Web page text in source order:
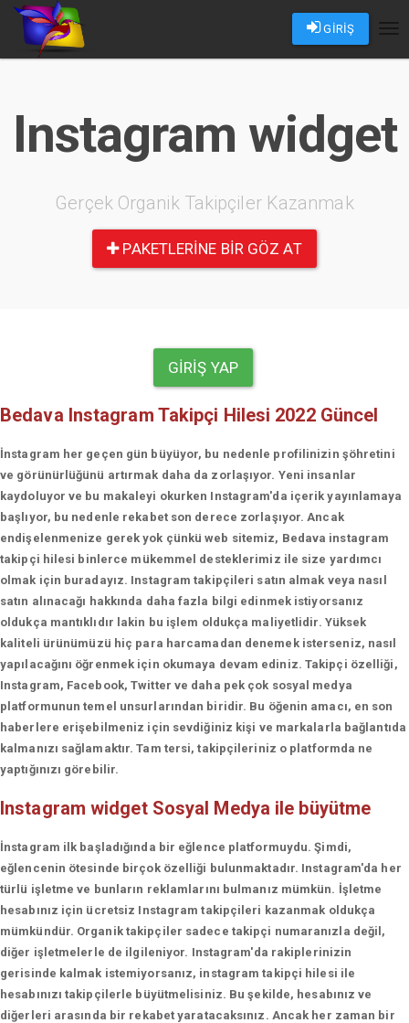
GİRİŞ
Instagram widget
Gerçek Organik Takipçiler Kazanmak
PAKETLERINE BIR GÖZ AT
GIRIŞ YAP
Bedava Instagram Takipçi Hilesi 2022 Güncel
İnstagram her geçen gün büyüyor, bu nedenle profilinizin şöhretini
ve görünürlüğünü artırmak daha da zorlaşıyor. Yeni insanlar
kaydoluyor ve bu makaleyi okurken Instagram'da içerik yayınlamaya
başlıyor, bu nedenle rekabet son derece zorlaşıyor. Ancak
endişelenmenize gerek yok çünkü web sitemiz, Bedava instagram
takipçi hilesi binlerce mükemmel desteklerimiz ile size yardımcı
olmak için buradayız. Instagram takipçileri satın almak veya nasıl
satın alınacağı hakkında daha fazla bilgi edinmek istiyorsanız
oldukça mantıklıdır lakin bu işlem oldukça maliyetlidir. Yüksek
kaliteli ürünümüzü hiç para harcamadan denemek isterseniz, nasıl
yapılacağını öğrenmek için okumaya devam ediniz. Takipçi özelliği,
Instagram, Facebook, Twitter ve daha pek çok sosyal medya
platformunun temel unsurlarından biridir. Bu öğenin amacı, en son
haberlere erişebilmeniz için sevdiğiniz kişi ve markalarla bağlantıda
kalmanızı sağlamaktır. Tam tersi, takipçileriniz o platformda ne
yaptığınızı görebilir.
Instagram widget Sosyal Medya ile büyütme
İnstagram ilk başladığında bir eğlence platformuydu. Şimdi,
eğlencenin ötesinde birçok özelliği bulunmaktadır. Instagram'da her
türlü işletme ve bunların reklamlarını bulmanız mümkün. İşletme
hesabınız için ücretsiz Instagram takipçileri kazanmak oldukça
mümkündür. Organik takipçiler sadece takipçi numaranızla değil,
diğer işletmelerle de ilgileniyor. Instagram'da rakiplerinizin
gerisinde kalmak istemiyorsanız, instagram takipçi hilesi ile
hesabınızı takipçilerle büyütmelisiniz. Bu şekilde, hesabınız ve
diğerleri arasında bir rekabet yaratacaksınız. Ancak her zaman bir